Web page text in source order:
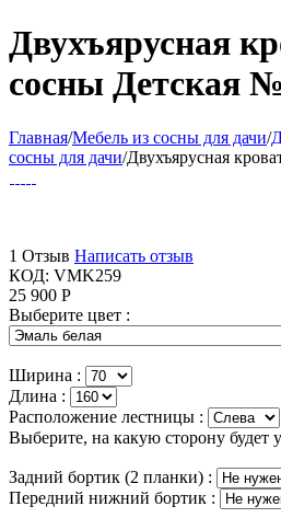
Двухъярусная
сосны Детская
Главная/Мебель из сосны для дачи/
сосны для дачи/Двухъярусная
1 Отзыв Написать отзыв
КОД: VMK259
25 900 Р
Выберите цвет :
Ширина :
Длина :
Расположение лестницы :
Выберите, на какую сторону будет
Задний бортик (2 планки) :
Передний нижний бортик :